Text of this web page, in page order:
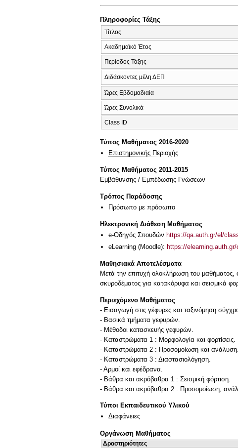
Πληροφορίες Τάξης
Τίτλος
Ακαδημαϊκό Έτος
Περίοδος Τάξης
Διδάσκοντες μέλη ΔΕΠ
Ώρες Εβδομαδιαία
Ώρες Συνολικά
Class ID
Τύπος Μαθήματος 2016-2020
Επιστημονικής Περιοχής
Τύπος Μαθήματος 2011-2015
Εμβάθυνσης / Εμπέδωσης Γνώσεων
Τρόπος Παράδοσης
Πρόσωπο με πρόσωπο
Ηλεκτρονική Διάθεση Μαθήματος
e-Οδηγός Σπουδών https://qa.auth.gr/el/
eLearning (Moodle): https://
Μαθησιακά Αποτελέσματα
Μετά την επιτυχή ολοκλήρωση του μαθήματος,
σκυροδέματος για κατακόρυφα και σεισμικά
Περιεχόμενο Μαθήματος
- Εισαγωγή στις γέφυρες και ταξινόμηση
- Βασικά τμήματα γεφυρών.
- Μέθοδοι κατασκευής γεφυρών.
- Καταστρώματα 1 : Μορφολογία και φορτίσεις.
- Καταστρώματα 2 : Προσομοίωση και ανάλυση.
- Καταστρώματα 3 : Διαστασιολόγηση.
- Αρμοί και εφέδρανα.
- Βάθρα και ακρόβαθρα 1 : Σεισμική φόρτιση.
- Βάθρα και ακρόβαθρα 2 : Προσομοίωση,
Τύποι Εκπαιδευτικού Υλικού
Διαφάνειες
Οργάνωση Μαθήματος
Δραστηριότητες